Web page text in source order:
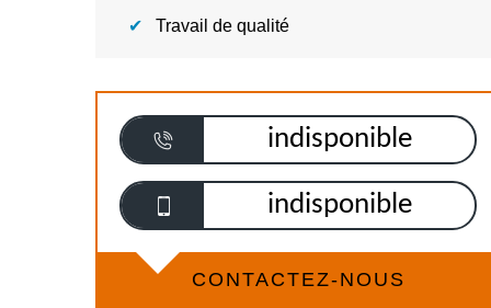
Travail de qualité
indisponible
indisponible
CONTACTEZ-NOUS